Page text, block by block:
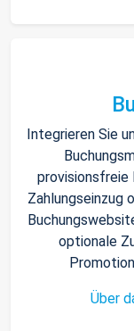
Integrieren Sie
provisionsfreie
Zahlungseinzug
optionale
Über